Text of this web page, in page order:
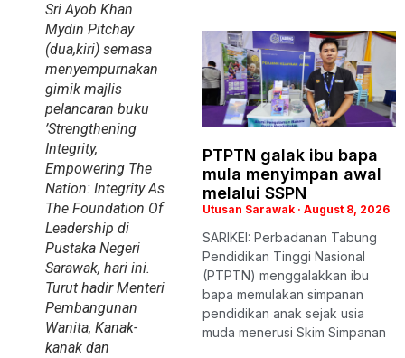
Sri Ayob Khan
Mydin Pitchay
(dua,kiri) semasa
menyempurnakan
gimik majlis
pelancaran buku
’Strengthening
Integrity,
Empowering The
Nation: Integrity As
The Foundation Of
Leadership di
Pustaka Negeri
Sarawak, hari ini.
Turut hadir Menteri
Pembangunan
Wanita, Kanak-
kanak dan
PTPTN galak ibu bapa
mula menyimpan awal
melalui SSPN
Utusan Sarawak August 8, 2026
SARIKEI: Perbadanan Tabung
Pendidikan Tinggi Nasional
(PTPTN) menggalakkan ibu
bapa memulakan simpanan
pendidikan anak sejak usia
muda menerusi Skim Simpanan